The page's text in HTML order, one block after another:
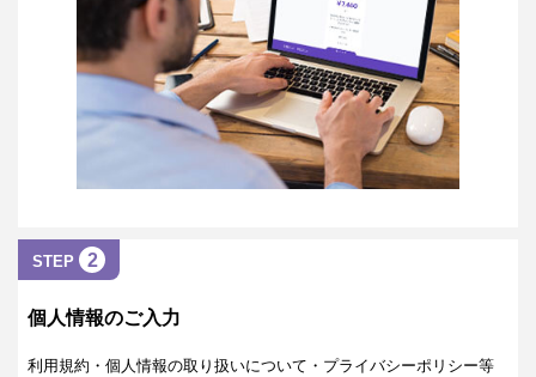
STEP 2
個人情報のご入力
利用規約・個人情報の取り扱いについて・プライバシーポリシー等